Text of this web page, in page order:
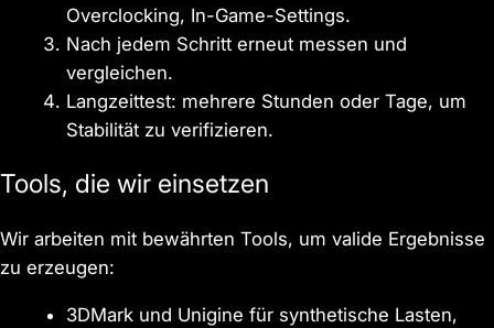
Overclocking, In-Game-Settings.
Nach jedem Schritt erneut messen und
vergleichen.
Langzeittest: mehrere Stunden oder Tage, um
Stabilität zu verifizieren.
Tools, die wir einsetzen
Wir arbeiten mit bewährten Tools, um valide Ergebnisse
zu erzeugen:
3DMark und Unigine für synthetische Lasten,